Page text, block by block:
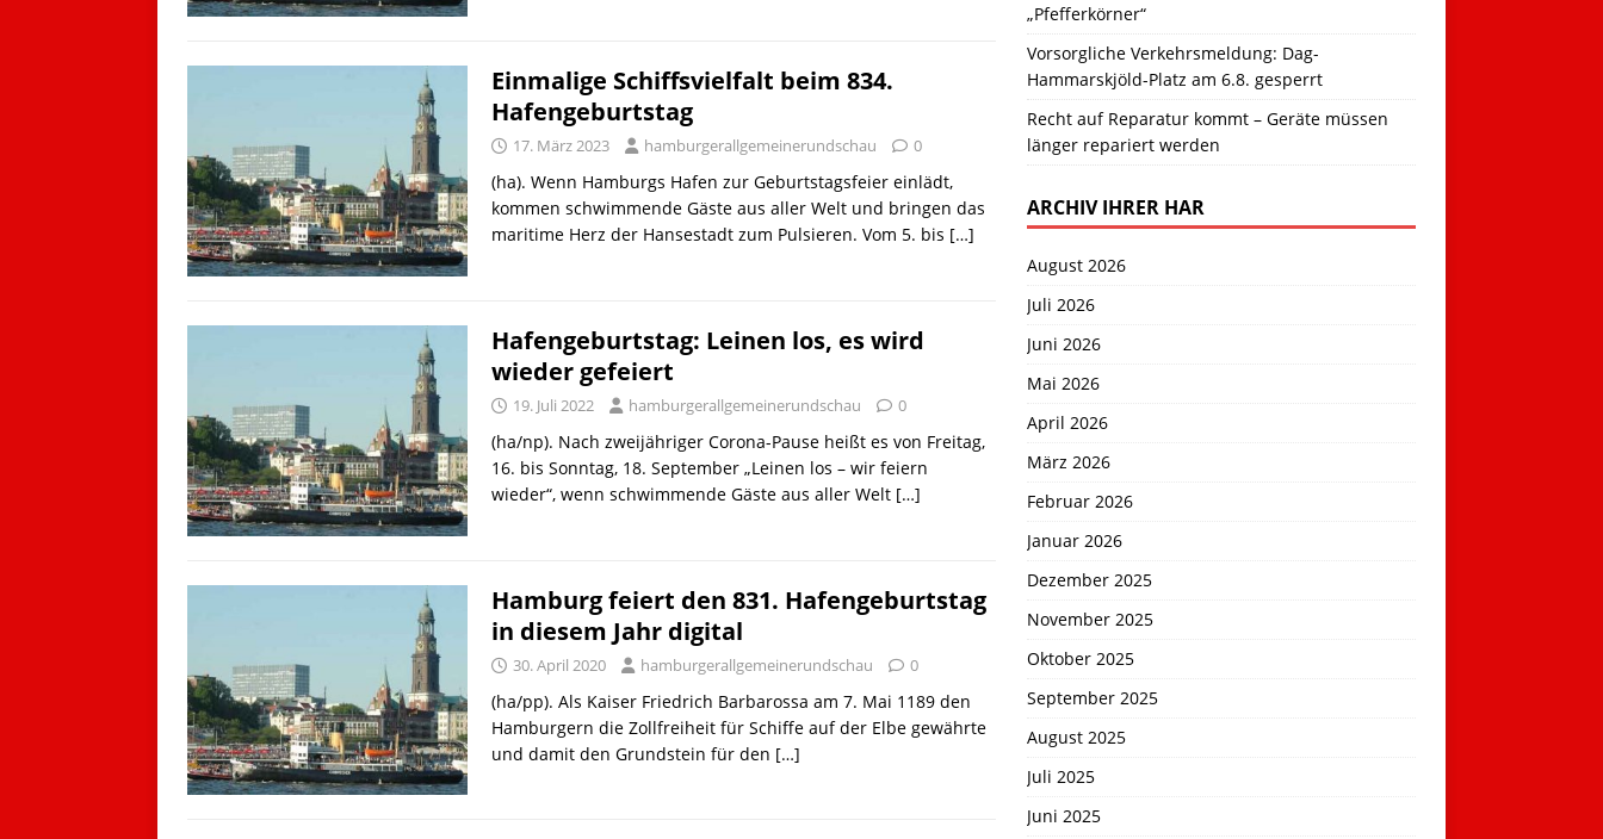
Einmalige Schiffsvielfalt beim 834.
Hafengeburtstag
17. März 2023 hamburgerallgemeinerundschau 0
(ha). Wenn Hamburgs Hafen zur Geburtstagsfeier einlädt,
kommen schwimmende Gäste aus aller Welt und bringen das
maritime Herz der Hansestadt zum Pulsieren. Vom 5. bis […]
Hafengeburtstag: Leinen los, es wird
wieder gefeiert
19. Juli 2022 hamburgerallgemeinerundschau 0
(ha/np). Nach zweijähriger Corona-Pause heißt es von Freitag,
16. bis Sonntag, 18. September „Leinen los – wir feiern
wieder“, wenn schwimmende Gäste aus aller Welt […]
Hamburg feiert den 831. Hafengeburtstag
in diesem Jahr digital
30. April 2020 hamburgerallgemeinerundschau 0
(ha/pp). Als Kaiser Friedrich Barbarossa am 7. Mai 1189 den
Hamburgern die Zollfreiheit für Schiffe auf der Elbe gewährte
und damit den Grundstein für den […]
„Pfefferkörner“
Vorsorgliche Verkehrsmeldung: Dag-
Hammarskjöld-Platz am 6.8. gesperrt
Recht auf Reparatur kommt – Geräte müssen
länger repariert werden
ARCHIV IHRER HAR
August 2026
Juli 2026
Juni 2026
Mai 2026
April 2026
März 2026
Februar 2026
Januar 2026
Dezember 2025
November 2025
Oktober 2025
September 2025
August 2025
Juli 2025
Juni 2025